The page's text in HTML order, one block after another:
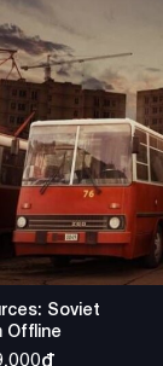
Soviet
Offline
₫